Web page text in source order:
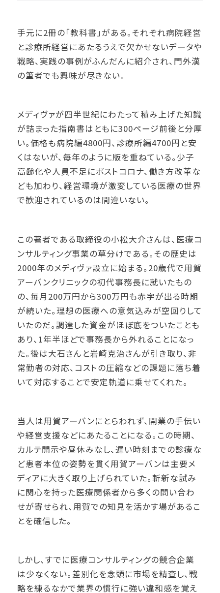
手元に2冊の「教科書」がある。それぞれ病院経営
と診療所経営にあたるうえで欠かせないデータや
戦略、実践の事例がふんだんに紹介され、門外漢
の筆者でも興味が尽きない。
メディヴァが四半世紀にわたって積み上げた知識
が詰まった指南書はともに300ページ前後と分厚
い。価格も病院編4800円、診療所編4700円と安
くはないが、毎年のように版を重ねている。少子
高齢化や人員不足にポストコロナ、働き方改革な
ども加わり、経営環境が激変している医療の世界
で歓迎されているのは間違いない。
この著者である取締役の小松大介さんは、医療コ
ンサルティング事業の草分けである。その歴史は
2000年のメディヴァ設立に始まる。20歳代で用賀
アーバンクリニックの初代事務長に就いたもの
の、毎月200万円から300万円も赤字が出る時期
が続いた。理想の医療への意気込みが空回りして
いたのだ。調達した資金がほぼ底をついたことも
あり、1年半ほどで事務長から外れることになっ
た。後は大石さんと岩崎克治さんが引き取り、非
常勤者の対応、コストの圧縮などの課題に落ち着
いて対応することで安定軌道に乗せてくれた。
当人は用賀アーバンにとらわれず、開業の手伝い
や経営支援などにあたることになる。この時期、
カルテ開示や昼休みなし、遅い時刻までの診療な
ど患者本位の姿勢を貫く用賀アーバンは主要メ
ディアに大きく取り上げられていた。斬新な試み
に関心を持った医療関係者から多くの問い合わ
せが寄せられ、用賀での知見を活かす場があるこ
とを確信した。
しかし、すでに医療コンサルティングの競合企業
は少なくない。差別化を念頭に市場を精査し、戦
略を練るなかで業界の慣行に強い違和感を覚え